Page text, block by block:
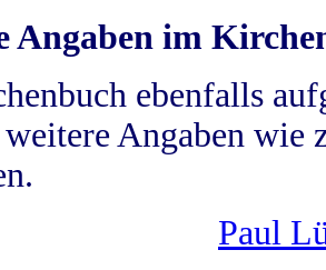
Angaben im
ebenfalls
Angaben wie
Paul